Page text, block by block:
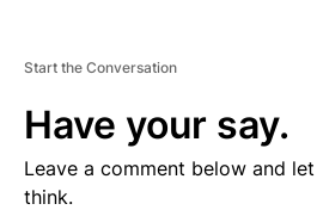
Start the Conversation
Have your say.
Leave a comment below and
think.